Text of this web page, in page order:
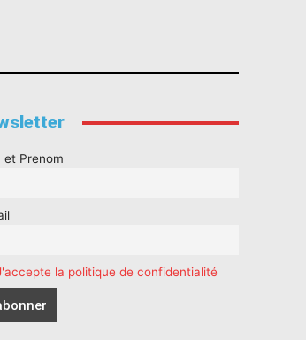
et Prenom
la politique de confidentialité